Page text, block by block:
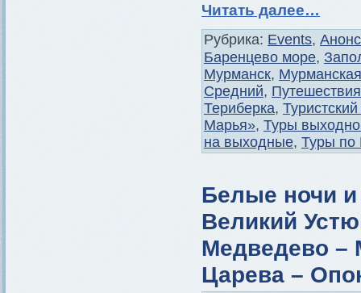
Читать далее…
Рубрика: Events,
Баренцево море,
Мурманск,
Средний,
Териберка,
Марья», Туры
на выходные, Туры по
Белые ночи и
Великий
Медведево –
Царева –